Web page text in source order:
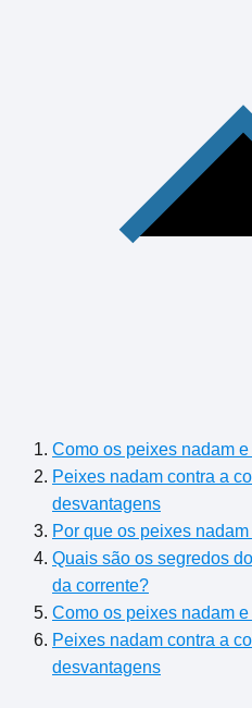
Como os peixes nadam
Peixes nadam contra a
desvantagens
Por que os peixes
Quais são os segredos
da corrente?
Como os peixes nadam
Peixes nadam contra a
desvantagens